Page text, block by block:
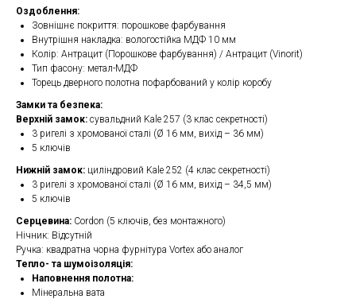
Оздоблення:
Зовнішнє покриття: порошкове фарбування
Внутрішня накладка: вологостійка МДФ 10 мм
Колір: Антрацит (Порошкове фарбування) / Антрацит (Vinorit)
Тип фасону: метал-МДФ
Торець дверного полотна пофарбований у колір коробу
Замки та безпека:
Верхній замок: сувальдний Kale 257 (3 клас секретності)
3 ригелі з хромованої сталі (Ø 16 мм, вихід – 36 мм)
5 ключів
Нижній замок: циліндровий Kale 252 (4 клас секретності)
3 ригелі з хромованої сталі (Ø 16 мм, вихід – 34,5 мм)
5 ключів
Серцевина: Cordon (5 ключів, без монтажного)
Нічник: Відсутній
Ручка: квадратна чорна фурнітура Vortex або аналог
Тепло- та шумоізоляція:
Наповнення полотна:
Мінеральна вата